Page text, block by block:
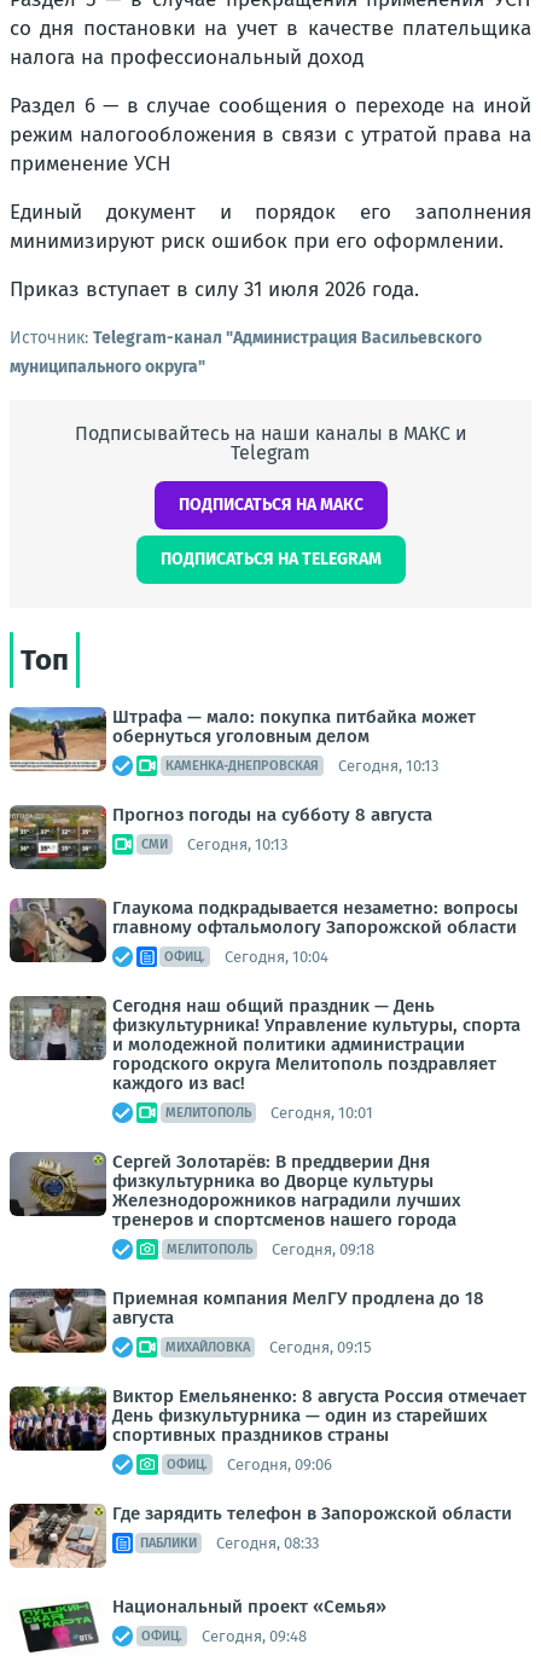
со дня постановки на учет в качестве плательщика
налога на профессиональный доход
Раздел 6 — в случае сообщения о переходе на иной
режим налогообложения в связи с утратой права на
применение УСН
Единый документ и порядок его заполнения
минимизируют риск ошибок при его оформлении.
Приказ вступает в силу 31 июля 2026 года.
Источник: Telegram-канал "Администрация Васильевского
муниципального округа"
Подписывайтесь на наши каналы в МАКС и
Telegram
ПОДПИСАТЬСЯ НА МАКС
ПОДПИСАТЬСЯ НА TELEGRAM
Топ
Штрафа — мало: покупка питбайка может
обернуться уголовным делом
КАМЕНКА-ДНЕПРОВСКАЯ Сегодня, 10:13
Прогноз погоды на субботу 8 августа
СМИ Сегодня, 10:13
Глаукома подкрадывается незаметно: вопросы
главному офтальмологу Запорожской области
ОФИЦ. Сегодня, 10:04
Сегодня наш общий праздник — День
физкультурника! Управление культуры, спорта
и молодежной политики администрации
городского округа Мелитополь поздравляет
каждого из вас!
МЕЛИТОПОЛЬ Сегодня, 10:01
Сергей Золотарёв: В преддверии Дня
физкультурника во Дворце культуры
Железнодорожников наградили лучших
тренеров и спортсменов нашего города
МЕЛИТОПОЛЬ Сегодня, 09:18
Приемная компания МелГУ продлена до 18
августа
МИХАЙЛОВКА Сегодня, 09:15
Виктор Емельяненко: 8 августа Россия отмечает
День физкультурника — один из старейших
спортивных праздников страны
ОФИЦ. Сегодня, 09:06
Где зарядить телефон в Запорожской области
ПАБЛИКИ Сегодня, 08:33
Национальный проект «Семья»
ОФИЦ. Сегодня, 09:48